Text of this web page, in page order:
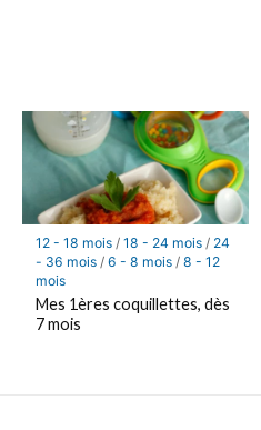
12 - 18 mois/ 18 - 24 mois/ 24
- 36 mois/ 6 - 8 mois/ 8 - 12
mois
Mes 1ères coquillettes, dès
7 mois